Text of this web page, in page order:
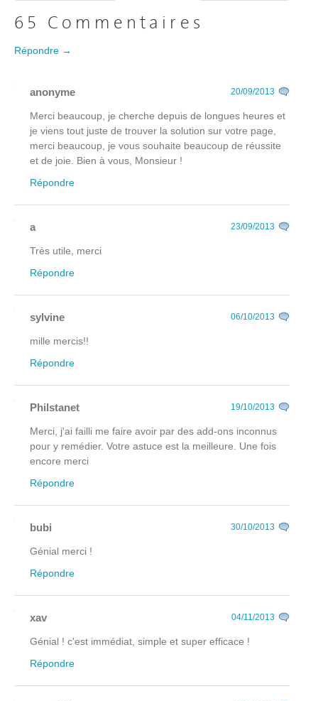
65 Commentaires
Répondre →
anonyme 20/09/2013
Merci beaucoup, je cherche depuis de longues heures et
je viens tout juste de trouver la solution sur votre page,
merci beaucoup, je vous souhaite beaucoup de réussite
et de joie. Bien à vous, Monsieur !
Répondre
a 23/09/2013
Très utile, merci
Répondre
sylvine 06/10/2013
mille mercis!!
Répondre
Philstanet 19/10/2013
Merci, j'ai failli me faire avoir par des add-ons inconnus
pour y remédier. Votre astuce est la meilleure. Une fois
encore merci
Répondre
bubi 30/10/2013
Génial merci !
Répondre
xav 04/11/2013
Génial ! c'est immédiat, simple et super efficace !
Répondre